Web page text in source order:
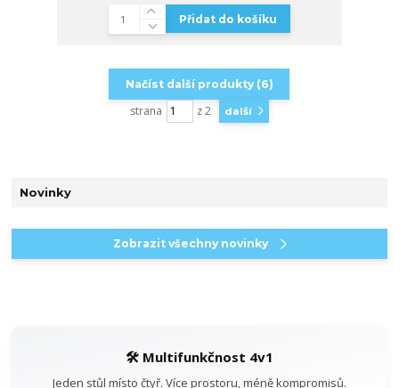
Přidat do košíku
Načíst další produkty (6)
strana z 2 další
Novinky
Zobrazit všechny novinky
🛠️ Multifunkčnost 4v1
Jeden stůl místo čtyř. Více prostoru, méně kompromisů.